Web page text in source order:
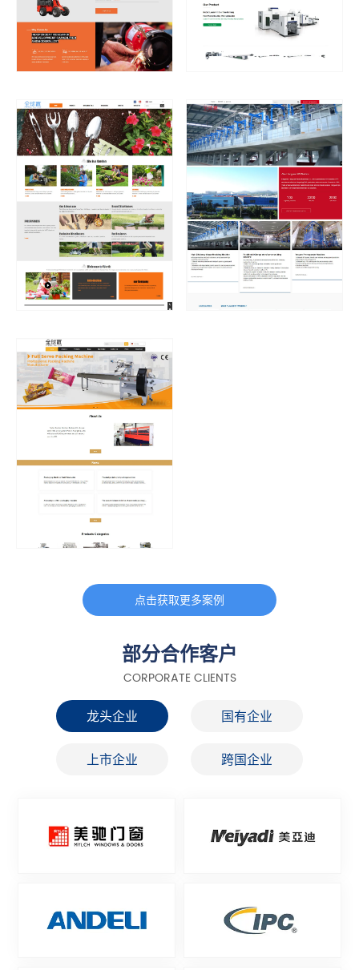
点击获取更多案例
部分合作客户
CORPORATE CLIENTS
龙头企业 国有企业
上市企业 跨国企业